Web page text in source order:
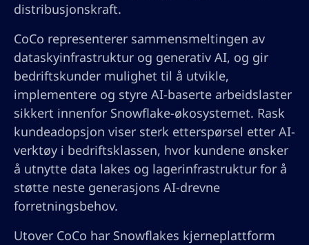
distribusjonskraft.
CoCo representerer sammensmeltingen av
dataskyinfrastruktur og generativ AI, og gir
bedriftskunder mulighet til å utvikle,
implementere og styre AI-baserte arbeidslaster
sikkert innenfor Snowflake-økosystemet. Rask
kundeadopsjon viser sterk etterspørsel etter AI-
verktøy i bedriftsklassen, hvor kundene ønsker
å utnytte data lakes og lagerinfrastruktur for å
støtte neste generasjons AI-drevne
forretningsbehov.
Utover CoCo har Snowflakes kjerneplattform